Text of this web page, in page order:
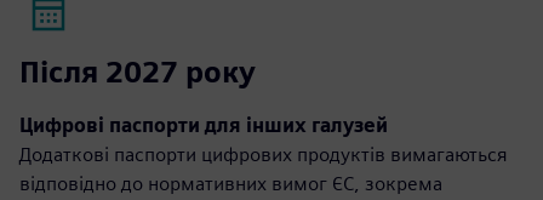
Після 2027 року
Цифрові паспорти для інших галузей
Додаткові паспорти цифрових продуктів вимагаються
відповідно до нормативних вимог ЄС, зокрема